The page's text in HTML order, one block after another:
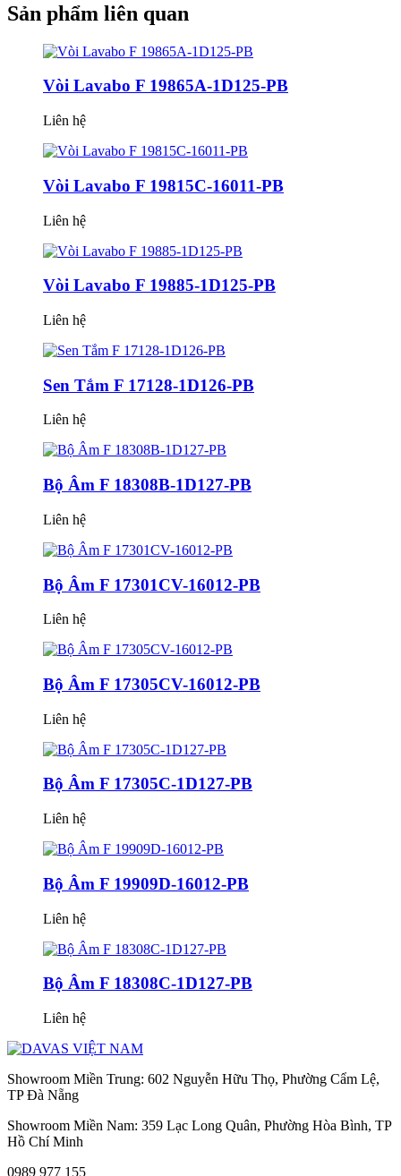
Sản phẩm liên quan
Vòi Lavabo F 19865A-1D125-PB
Liên hệ
Vòi Lavabo F 19815C-16011-PB
Liên hệ
Vòi Lavabo F 19885-1D125-PB
Liên hệ
Sen Tắm F 17128-1D126-PB
Liên hệ
Bộ Âm F 18308B-1D127-PB
Liên hệ
Bộ Âm F 17301CV-16012-PB
Liên hệ
Bộ Âm F 17305CV-16012-PB
Liên hệ
Bộ Âm F 17305C-1D127-PB
Liên hệ
Bộ Âm F 19909D-16012-PB
Liên hệ
Bộ Âm F 18308C-1D127-PB
Liên hệ
Showroom Miền Trung: 602 Nguyễn Hữu Thọ, Phường Cẩm Lệ,
TP Đà Nẵng
Showroom Miền Nam: 359 Lạc Long Quân, Phường Hòa Bình, TP
Hồ Chí Minh
0989 977 155